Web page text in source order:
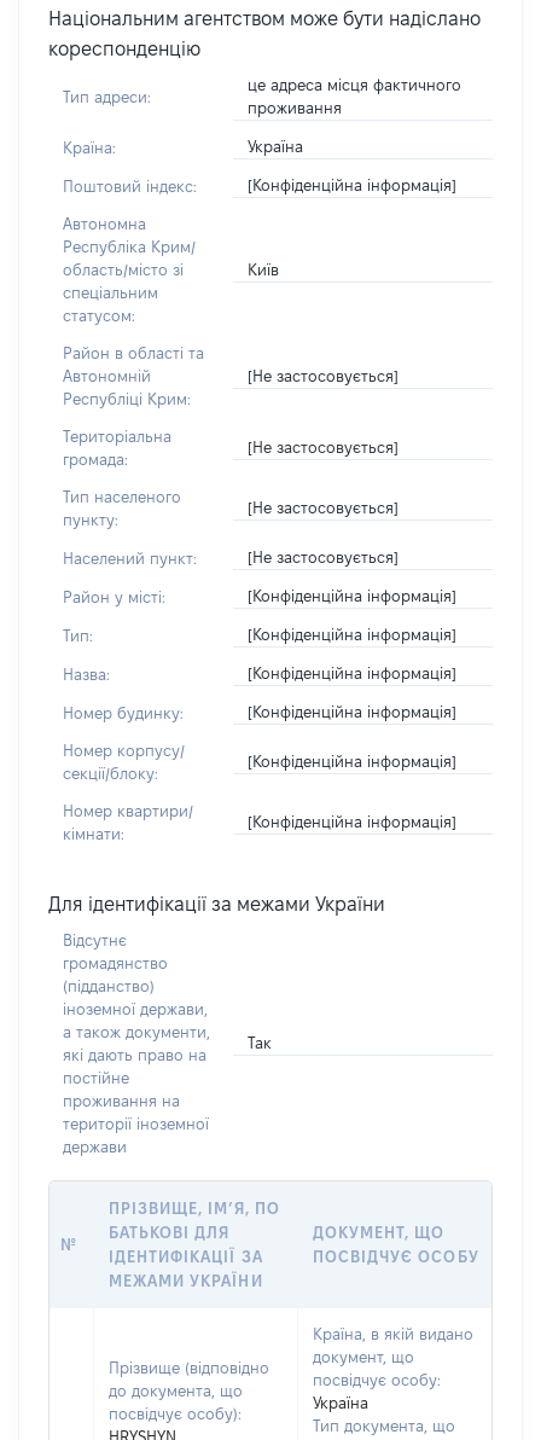
Національним агентством може бути надіслано
кореспонденцію
Тип адреси:
це адреса місця фактичного
проживання
Країна: Україна
Поштовий індекс: [Конфіденційна інформація]
Автономна
Республіка Крим/
область/місто зі
спеціальним
статусом:
Київ
Район в області та
Автономній
Республіці Крим:
[Не застосовується]
Територіальна
громада:
[Не застосовується]
Тип населеного
пункту:
[Не застосовується]
Населений пункт: [Не застосовується]
Район у місті: [Конфіденційна інформація]
Тип: [Конфіденційна інформація]
Назва: [Конфіденційна інформація]
Номер будинку: [Конфіденційна інформація]
Номер корпусу/
секції/блоку:
[Конфіденційна інформація]
Номер квартири/
кімнати:
[Конфіденційна інформація]
Для ідентифікації за межами України
Відсутнє
громадянство
(підданство)
іноземної держави,
а також документи,
які дають право на
постійне
проживання на
території іноземної
держави
Так
№
ПРІЗВИЩЕ, ІМ’Я, ПО
БАТЬКОВІ ДЛЯ
ІДЕНТИФІКАЦІЇ ЗА
МЕЖАМИ УКРАЇНИ
ДОКУМЕНТ, ЩО
ПОСВІДЧУЄ ОСОБУ
Прізвище (відповідно
до документа, що
посвідчує особу):
HRYSHYN
Країна, в якій видано
документ, що
посвідчує особу:
Україна
Тип документа, що